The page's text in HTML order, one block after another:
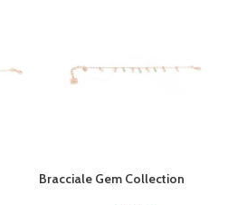
Bracciale Gem Collection